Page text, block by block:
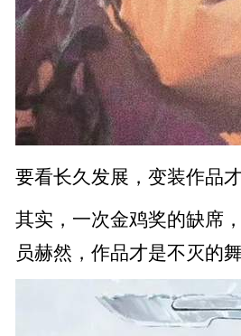
要看长久发展，变装作品
其实，一次金鸡奖的缺席
员赫然，作品才是不灭的